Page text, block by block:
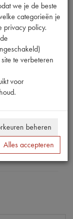
niet besteld
we je de beste
categorieën je
privacy policy.
te verbeteren
voor
beheren
Alles accepteren